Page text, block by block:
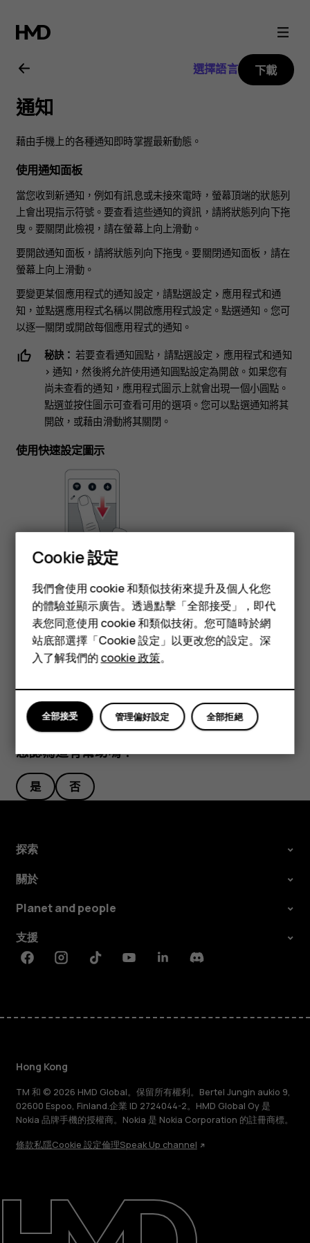
Nokia
2.3
用
戶
指
南
智慧型手機
功能型手機
配件
平板電腦
關於
維修、循環再用、回收再造
選擇語言 下載
通知
藉由手機上的各種通知即時掌握最新動態。
使用通知面板
當您收到新通知，例如有訊息或未接來電時，螢幕頂端的狀態列
上會出現指示符號。要查看這些通知的資訊，請將狀態列向下拖
曳。要關閉此檢視，請在螢幕上向上滑動。
要開啟通知面板，請將狀態列向下拖曳。要關閉通知面板，請在
螢幕上向上滑動。
要變更某個應用程式的通知設定，請點選設定 > 應用程式和通
知 ，並點選應用程式名稱以開啟應用程式設定。點選通知 。您可
以逐一關閉或開啟每個應用程式的通知。
秘訣： 若要查看通知圓點，請點選設定 > 應用程式和通知
>通知 ，然後將允許使用通知圓點設定為開啟。如果您有
尚未查看的通知，應用程式圖示上就會出現一個小圓點。
點選並按住圖示可查看可用的選項。您可以點選通知將其
開啟，或藉由滑動將其關閉。
使用快速設定圖示
要啟動特定功能，請點選通知面板中的快速設定圖示。要查看更
多圖示，請將功能表向下拖曳。
要重新排列圖示，請點選mode_edit，點選並按住某個圖示，然後將它
拖曳到其他位置。
您認為這有幫助嗎？
是 否
探索
關於
Planet and people
支援
FacebookInstagramTiktokYoutubeLinkedinDiscord
Hong Kong
TM 和 © 2026 HMD Global。保留所有權利。Bertel Jungin aukio 9,
02600 Espoo, Finland.企業 ID 2724044-2。HMD Global Oy 是
Nokia 品牌手機的授權商。Nokia 是 Nokia Corporation 的註冊商標。
條款私隱Cookie 設定倫理Speak Up channel
Cookie 設定
我們會使用 cookie 和類似技術來提升及個人化您
的體驗並顯示廣告。透過點擊「全部接受」，即代
表您同意使用 cookie 和類似技術。您可隨時於網
站底部選擇「Cookie 設定」以更改您的設定。深
入了解我們的cookie 政策。
全部拒絕
管理偏好設定
全部接受